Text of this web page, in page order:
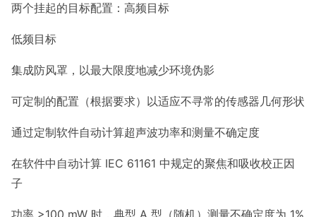
两个挂起的目标配置：高频目标
低频目标
集成防风罩，以最大限度地减少环境伪影
可定制的配置（根据要求）以适应不寻常的传感器几何形状
通过定制软件自动计算超声波功率和测量不确定度
在软件中自动计算 IEC 61161 中规定的聚焦和吸收校正因
子
功率 >100 mW 时，典型 A 型（随机）测量不确定度为 1%